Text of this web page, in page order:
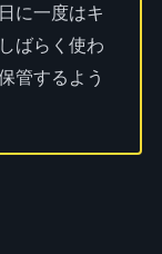
に一度はキ
ばらく使わ
管するよう